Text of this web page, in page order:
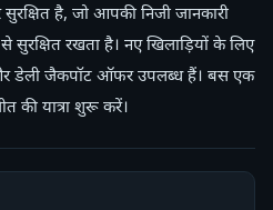
है, जो आपकी निजी जानकारी
सुरक्षित रखता है। नए खिलाड़ियों के लिए
डेली जैकपॉट ऑफर उपलब्ध हैं। बस एक
की यात्रा शुरू करें।